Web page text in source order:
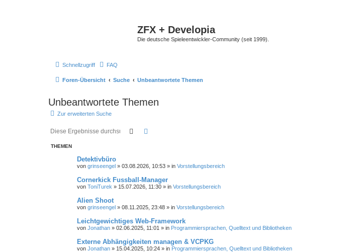
ZFX + Developia
Die deutsche Spieleentwickler-Community (seit 1999).
Schnellzugriff FAQ
Foren-Übersicht Suche Unbeantwortete Themen
Unbeantwortete Themen
Zur erweiterten Suche
Suche
THEMEN
Detektivbüro
von grinseengel » 03.08.2026, 10:53 » in Vorstellungsbereich
Cornerkick Fussball-Manager
von ToniTurek » 15.07.2026, 11:30 » in Vorstellungsbereich
Alien Shoot
von grinseengel » 08.11.2025, 23:48 » in Vorstellungsbereich
Leichtgewichtiges Web-Framework
von Jonathan » 02.06.2025, 11:01 » in Programmiersprachen, Quelltext und Bibliotheken
Externe Abhängigkeiten managen & VCPKG
von Jonathan » 15.04.2025, 10:24 » in Programmiersprachen, Quelltext und Bibliotheken